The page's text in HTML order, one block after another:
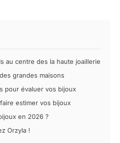
au centre des la haute joaillerie
grandes maisons
pour évaluer vos bijoux
estimer vos bijoux
en 2026 ?
Orzyla !